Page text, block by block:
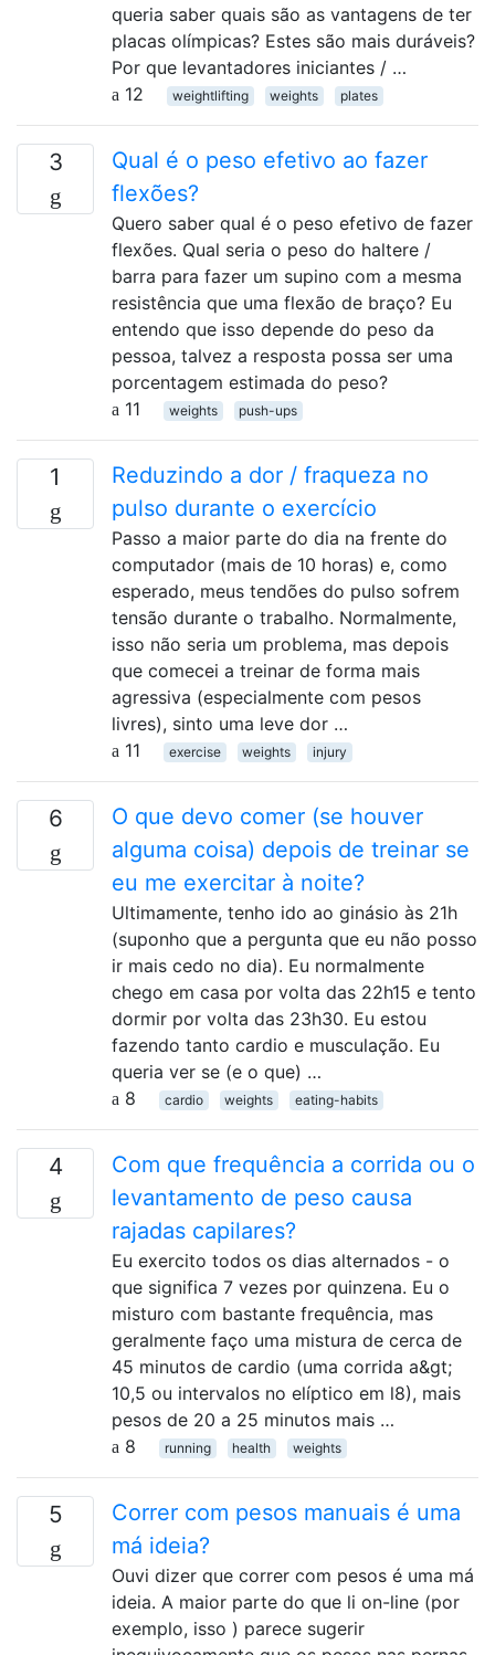
queria saber quais são as vantagens de ter
placas olímpicas? Estes são mais duráveis?
Por que levantadores iniciantes / …
12
weightlifting weights plates
3
Qual é o peso efetivo ao fazer
flexões?
Quero saber qual é o peso efetivo de fazer
flexões. Qual seria o peso do haltere /
barra para fazer um supino com a mesma
resistência que uma flexão de braço? Eu
entendo que isso depende do peso da
pessoa, talvez a resposta possa ser uma
porcentagem estimada do peso?
11
weights push-ups
1
Reduzindo a dor / fraqueza no
pulso durante o exercício
Passo a maior parte do dia na frente do
computador (mais de 10 horas) e, como
esperado, meus tendões do pulso sofrem
tensão durante o trabalho. Normalmente,
isso não seria um problema, mas depois
que comecei a treinar de forma mais
agressiva (especialmente com pesos
livres), sinto uma leve dor …
11
exercise weights injury
6
O que devo comer (se houver
alguma coisa) depois de treinar se
eu me exercitar à noite?
Ultimamente, tenho ido ao ginásio às 21h
(suponho que a pergunta que eu não posso
ir mais cedo no dia). Eu normalmente
chego em casa por volta das 22h15 e tento
dormir por volta das 23h30. Eu estou
fazendo tanto cardio e musculação. Eu
queria ver se (e o que) …
8
cardio weights eating-habits
4
Com que frequência a corrida ou o
levantamento de peso causa
rajadas capilares?
Eu exercito todos os dias alternados - o
que significa 7 vezes por quinzena. Eu o
misturo com bastante frequência, mas
geralmente faço uma mistura de cerca de
45 minutos de cardio (uma corrida a&gt;
10,5 ou intervalos no elíptico em l8), mais
pesos de 20 a 25 minutos mais …
8
running health weights
5
Correr com pesos manuais é uma
má ideia?
Ouvi dizer que correr com pesos é uma má
ideia. A maior parte do que li on-line (por
exemplo, isso ) parece sugerir